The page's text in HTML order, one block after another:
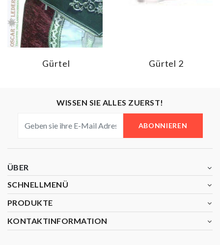
Gürtel Gürtel 2
WISSEN SIE ALLES ZUERST!
ABONNIEREN
ÜBER
SCHNELLMENÜ
PRODUKTE
KONTAKTINFORMATION